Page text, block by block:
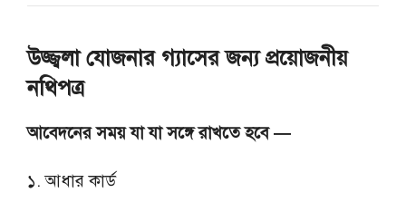
উজ্জ্বলা যোজনার গ্যাসের জন্য প্রয়োজনীয়
নথিপত্র
আবেদনের সময় যা যা সঙ্গে রাখতে হবে —
১. আধার কার্ড